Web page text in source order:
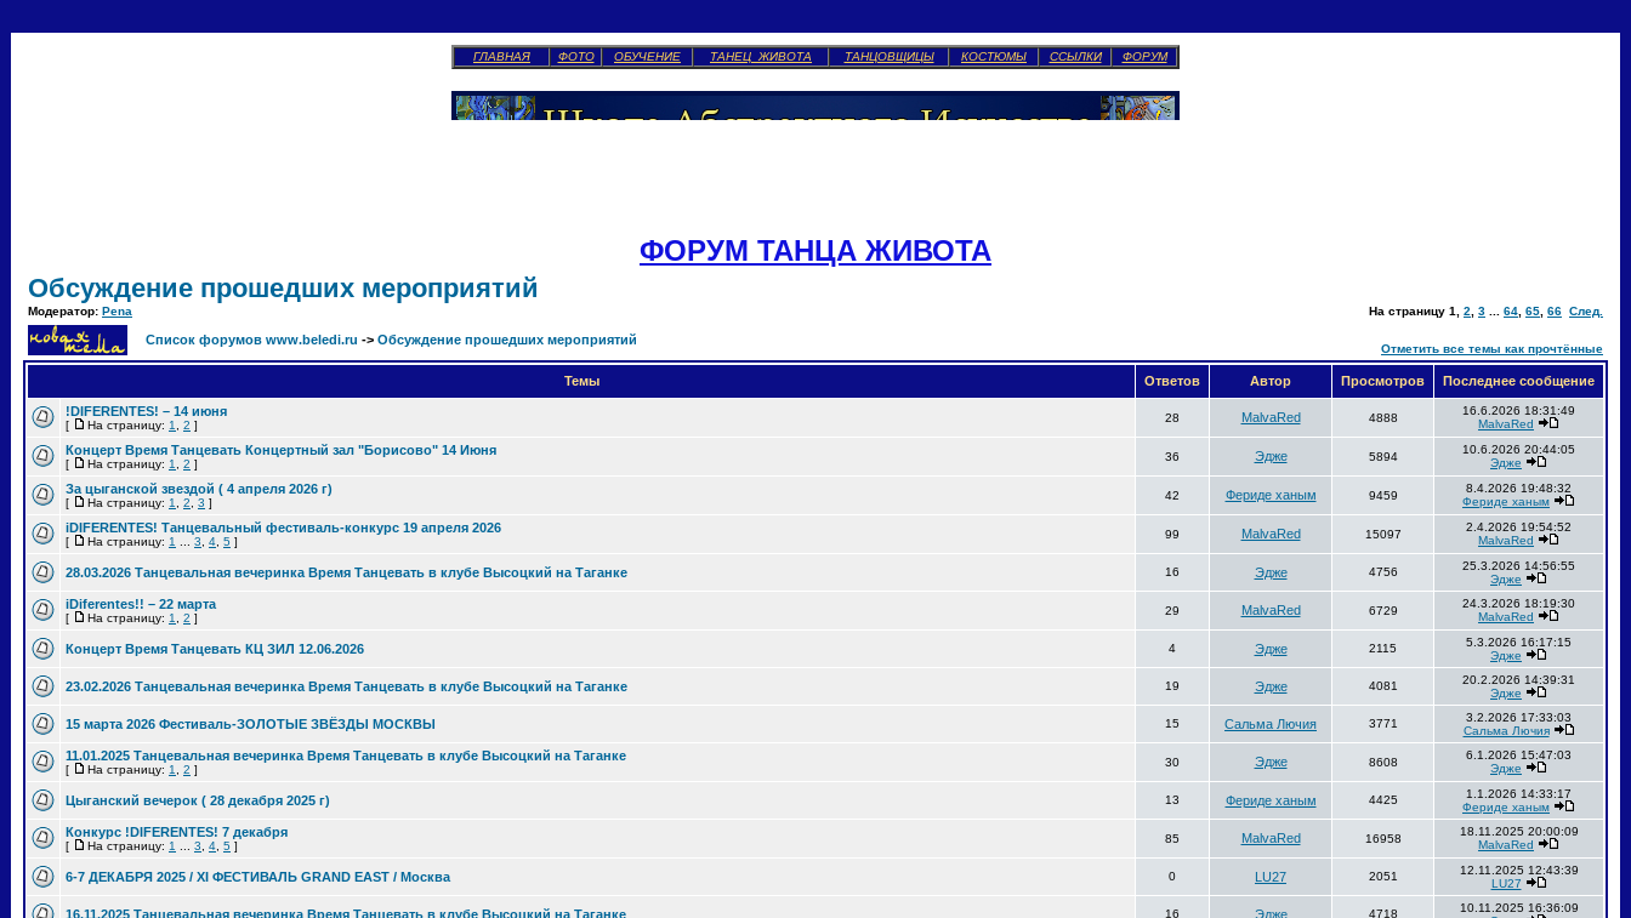
ГЛАВНАЯ ФОТО ОБУЧЕНИЕ ТАНЕЦ ЖИВОТА ТАНЦОВЩИЦЫ КОСТЮМЫ ССЫЛКИ ФОРУМ
ФОРУМ ТАНЦА ЖИВОТА
Обсуждение прошедших мероприятий
Модератор: Pena На страницу 1 2 3 64 65 66 След.
Список форумов www.beledi.ru -> Обсуждение прошедших мероприятий
Отметить все темы как прочтённые
Темы Ответов Автор Просмотров Последнее сообщение
!DIFERENTES! – 14 июня
[ На страницу: 1 2 ]
28 MalvaRed 4888
16.6.2026 18:31:49
MalvaRed
Концерт Время Танцевать Концертный зал "Борисово" 14 Июня
[ На страницу: 1 2 ]
36 Эдже 5894
10.6.2026 20:44:05
Эдже
За цыганской звездой ( 4 апреля 2026 г)
[ На страницу: 1 2 3 ]
42 Фериде ханым 9459
8.4.2026 19:48:32
Фериде ханым
iDIFERENTES! Танцевальный фестиваль-конкурс 19 апреля 2026
[ На страницу: 1 3 4 5 ]
99 MalvaRed 15097
2.4.2026 19:54:52
MalvaRed
28.03.2026 Танцевальная вечеринка Время Танцевать в клубе Высоцкий на Таганке 16 Эдже 4756
25.3.2026 14:56:55
Эдже
iDiferentes!! – 22 марта
[ На страницу: 1 2 ]
29 MalvaRed 6729
24.3.2026 18:19:30
MalvaRed
Концерт Время Танцевать КЦ ЗИЛ 12.06.2026 4 Эдже 2115
5.3.2026 16:17:15
Эдже
23.02.2026 Танцевальная вечеринка Время Танцевать в клубе Высоцкий на Таганке 19 Эдже 4081
20.2.2026 14:39:31
Эдже
15 марта 2026 Фестиваль-ЗОЛОТЫЕ ЗВЁЗДЫ МОСКВЫ 15 Сальма Лючия 3771
3.2.2026 17:33:03
Сальма Лючия
11.01.2025 Танцевальная вечеринка Время Танцевать в клубе Высоцкий на Таганке
[ На страницу: 1 2 ]
30 Эдже 8608
6.1.2026 15:47:03
Эдже
Цыганский вечерок ( 28 декабря 2025 г) 13 Фериде ханым 4425
1.1.2026 14:33:17
Фериде ханым
Конкурс !DIFERENTES! 7 декабря
[ На страницу: 1 3 4 5 ]
85 MalvaRed 16958
18.11.2025 20:00:09
MalvaRed
6-7 ДЕКАБРЯ 2025 / XI ФЕСТИВАЛЬ GRAND EAST / Москва 0 LU27 2051
12.11.2025 12:43:39
LU27
16.11.2025 Танцевальная вечеринка Время Танцевать в клубе Высоцкий на Таганке 16 Эдже 4718
10.11.2025 16:36:09